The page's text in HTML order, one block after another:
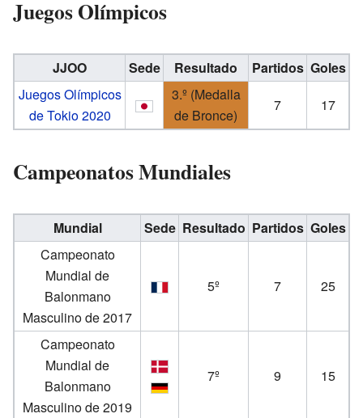
Juegos Olímpicos
JJOO Sede Resultado Partidos Goles
Juegos Olímpicos
de Tokio 2020
3.º (Medalla
de Bronce)
7 17
Campeonatos Mundiales
Mundial Sede Resultado Partidos Goles
Campeonato
Mundial de
Balonmano
Masculino de 2017
5º 7 25
Campeonato
Mundial de
Balonmano
Masculino de 2019
7º 9 15